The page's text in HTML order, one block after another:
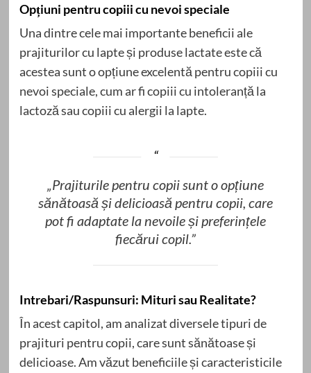
Opțiuni pentru copiii cu nevoi speciale
Una dintre cele mai importante beneficii ale
prajiturilor cu lapte și produse lactate este că
acestea sunt o opțiune excelentă pentru copiii cu
nevoi speciale, cum ar fi copiii cu intoleranță la
lactoză sau copiii cu alergii la lapte.
„Prajiturile pentru copii sunt o opțiune
sănătoasă și delicioasă pentru copii, care
pot fi adaptate la nevoile și preferințele
fiecărui copil.”
Intrebari/Raspunsuri: Mituri sau Realitate?
În acest capitol, am analizat diversele tipuri de
prajituri pentru copii, care sunt sănătoase și
delicioase. Am văzut beneficiile și caracteristicile